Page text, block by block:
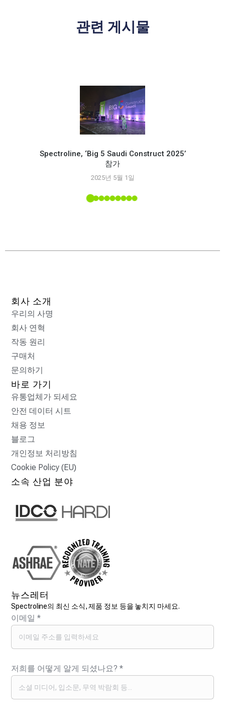
관련 게시물
Spectroline, ‘Big 5 Saudi Construct 2025’
참가
2025년 5월 1일
회사 소개
우리의 사명
회사 연혁
작동 원리
구매처
문의하기
바로 가기
유통업체가 되세요
안전 데이터 시트
채용 정보
블로그
개인정보 처리방침
Cookie Policy (EU)
소속 산업 분야
뉴스레터
Spectroline의 최신 소식, 제품 정보 등을 놓치지 마세요.
이메일*
저희를 어떻게 알게 되셨나요?*